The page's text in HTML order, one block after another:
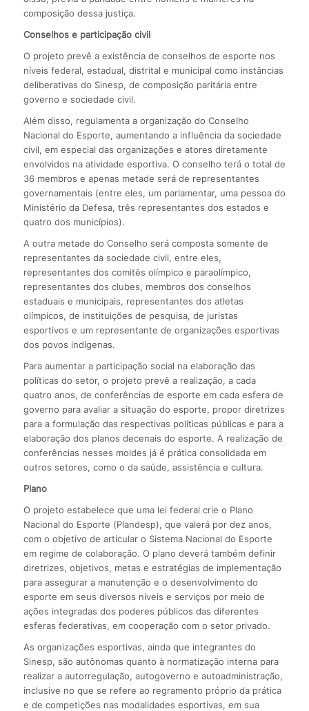
composição dessa justiça.
Conselhos e participação civil
O projeto prevê a existência de conselhos de esporte nos
níveis federal, estadual, distrital e municipal como instâncias
deliberativas do Sinesp, de composição paritária entre
governo e sociedade civil.
Além disso, regulamenta a organização do Conselho
Nacional do Esporte, aumentando a influência da sociedade
civil, em especial das organizações e atores diretamente
envolvidos na atividade esportiva. O conselho terá o total de
36 membros e apenas metade será de representantes
governamentais (entre eles, um parlamentar, uma pessoa do
Ministério da Defesa, três representantes dos estados e
quatro dos municípios).
A outra metade do Conselho será composta somente de
representantes da sociedade civil, entre eles,
representantes dos comitês olímpico e paraolímpico,
representantes dos clubes, membros dos conselhos
estaduais e municipais, representantes dos atletas
olímpicos, de instituições de pesquisa, de juristas
esportivos e um representante de organizações esportivas
dos povos indígenas.
Para aumentar a participação social na elaboração das
políticas do setor, o projeto prevê a realização, a cada
quatro anos, de conferências de esporte em cada esfera de
governo para avaliar a situação do esporte, propor diretrizes
para a formulação das respectivas políticas públicas e para a
elaboração dos planos decenais do esporte. A realização de
conferências nesses moldes já é prática consolidada em
outros setores, como o da saúde, assistência e cultura.
Plano
O projeto estabelece que uma lei federal crie o Plano
Nacional do Esporte (Plandesp), que valerá por dez anos,
com o objetivo de articular o Sistema Nacional do Esporte
em regime de colaboração. O plano deverá também definir
diretrizes, objetivos, metas e estratégias de implementação
para assegurar a manutenção e o desenvolvimento do
esporte em seus diversos níveis e serviços por meio de
ações integradas dos poderes públicos das diferentes
esferas federativas, em cooperação com o setor privado.
As organizações esportivas, ainda que integrantes do
Sinesp, são autônomas quanto à normatização interna para
realizar a autorregulação, autogoverno e autoadministração,
inclusive no que se refere ao regramento próprio da prática
e de competições nas modalidades esportivas, em sua